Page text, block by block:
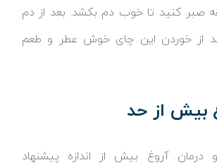
صبر کنید تا خوب دم بکشد. بعد از دم
از خوردن این چای خوش عطر و طعم
بیش از حد
درمان آروغ بیش از اندازه پیشنهاد